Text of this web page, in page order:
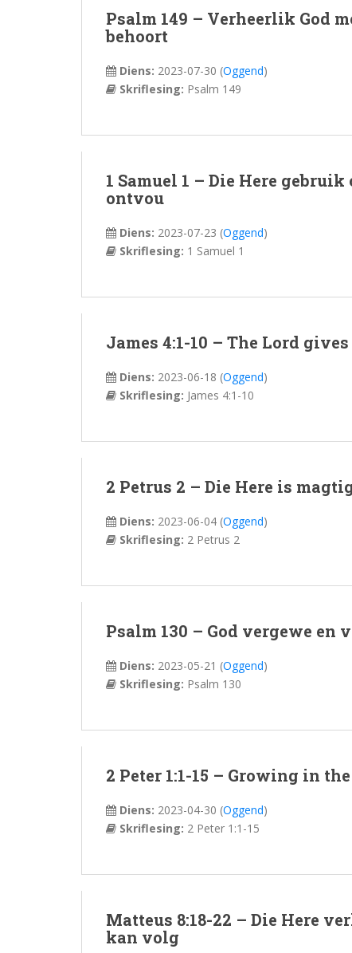
Psalm 149 – Verheerlik God
behoort
Diens: 2023-07-30 (Oggend)
Skriflesing: Psalm 149
1 Samuel 1 – Die Here
ontvou
Diens: 2023-07-23 (Oggend)
Skriflesing: 1 Samuel 1
James 4:1-10 – The Lord
Diens: 2023-06-18 (Oggend)
Skriflesing: James 4:1-10
2 Petrus 2 – Die Here is
Diens: 2023-06-04 (Oggend)
Skriflesing: 2 Petrus 2
Psalm 130 – God vergewe en
Diens: 2023-05-21 (Oggend)
Skriflesing: Psalm 130
2 Peter 1:1-15 – Growing in
Diens: 2023-04-30 (Oggend)
Skriflesing: 2 Peter 1:1-15
Matteus 8:18-22 – Die Here
kan volg